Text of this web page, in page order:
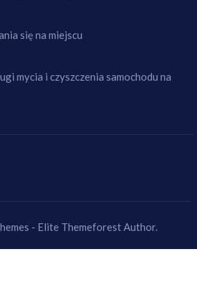
się na miejscu
mycia i czyszczenia samochodu na
- Elite Themeforest Author.